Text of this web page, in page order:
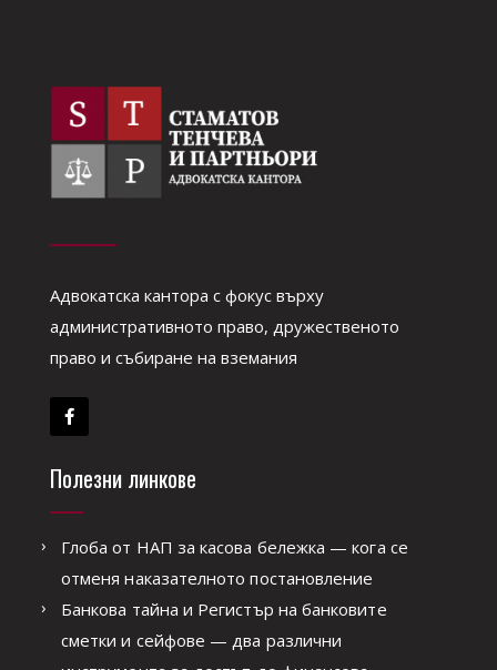
Адвокатска кантора с фокус върху
административното право, дружественото
право и събиране на вземания
Полезни линкове
Глоба от НАП за касова бележка — кога се
отменя наказателното постановление
Банкова тайна и Регистър на банковите
сметки и сейфове — два различни